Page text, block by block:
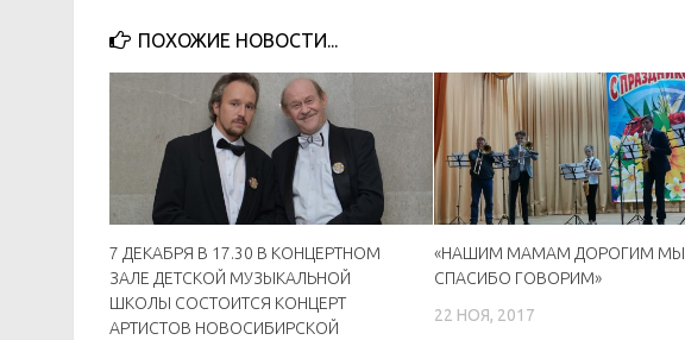
ПОХОЖИЕ НОВОСТИ...
7 ДЕКАБРЯ В 17.30 В КОНЦЕРТНОМ
ЗАЛЕ ДЕТСКОЙ МУЗЫКАЛЬНОЙ
ШКОЛЫ СОСТОИТСЯ КОНЦЕРТ
АРТИСТОВ НОВОСИБИРСКОЙ
«НАШИМ МАМАМ ДОРОГИМ МЫ
СПАСИБО ГОВОРИМ»
22 НОЯ, 2017